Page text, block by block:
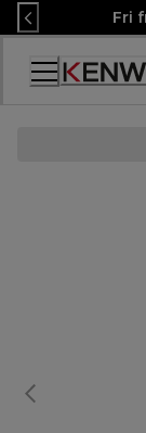
Skip
to
Content
Fri